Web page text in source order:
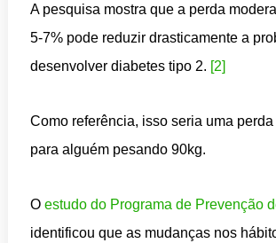
A pesquisa mostra que a perda
5-7% pode reduzir drasticamente a
desenvolver diabetes tipo 2. [2]
Como referência, isso seria uma
para alguém pesando 90kg.
O estudo do Programa de Prevenção
identificou que as mudanças nos